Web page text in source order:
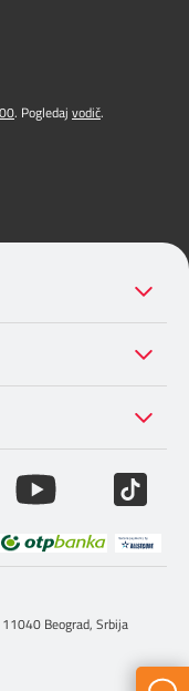
. Pogledaj vodič.
Beograd, Srbija